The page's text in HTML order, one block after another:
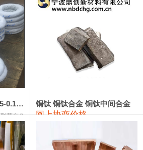
14,200
9,700
10,100 0
113,360
磷铜丝 磷铜棒管QSn6.5-0.1 7-0.2 8-0.3
联荣有色
铜钛 铜钛合金 铜钛中间合金
网上协商价格